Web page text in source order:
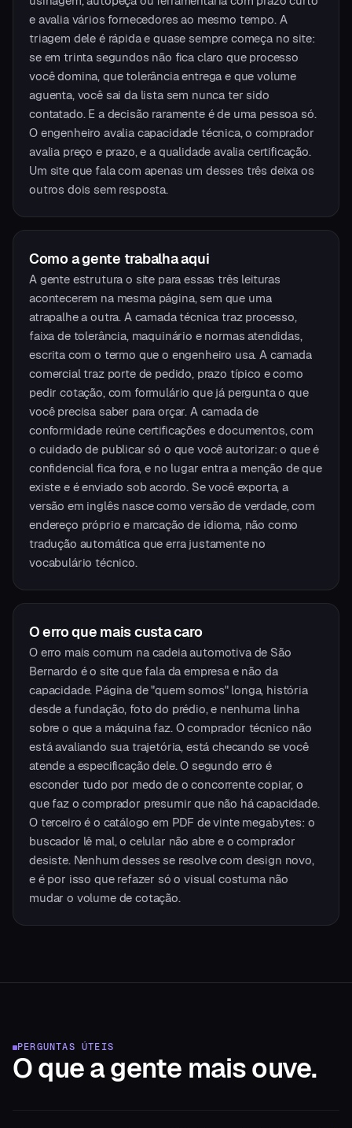
e avalia vários fornecedores ao mesmo tempo. A
triagem dele é rápida e quase sempre começa no site:
se em trinta segundos não fica claro que processo
você domina, que tolerância entrega e que volume
aguenta, você sai da lista sem nunca ter sido
contatado. E a decisão raramente é de uma pessoa só.
O engenheiro avalia capacidade técnica, o comprador
avalia preço e prazo, e a qualidade avalia certificação.
Um site que fala com apenas um desses três deixa os
outros dois sem resposta.
Como a gente trabalha aqui
A gente estrutura o site para essas três leituras
acontecerem na mesma página, sem que uma
atrapalhe a outra. A camada técnica traz processo,
faixa de tolerância, maquinário e normas atendidas,
escrita com o termo que o engenheiro usa. A camada
comercial traz porte de pedido, prazo típico e como
pedir cotação, com formulário que já pergunta o que
você precisa saber para orçar. A camada de
conformidade reúne certificações e documentos, com
o cuidado de publicar só o que você autorizar: o que é
confidencial fica fora, e no lugar entra a menção de que
existe e é enviado sob acordo. Se você exporta, a
versão em inglês nasce como versão de verdade, com
endereço próprio e marcação de idioma, não como
tradução automática que erra justamente no
vocabulário técnico.
O erro que mais custa caro
O erro mais comum na cadeia automotiva de São
Bernardo é o site que fala da empresa e não da
capacidade. Página de "quem somos" longa, história
desde a fundação, foto do prédio, e nenhuma linha
sobre o que a máquina faz. O comprador técnico não
está avaliando sua trajetória, está checando se você
atende a especificação dele. O segundo erro é
esconder tudo por medo de o concorrente copiar, o
que faz o comprador presumir que não há capacidade.
O terceiro é o catálogo em PDF de vinte megabytes: o
buscador lê mal, o celular não abre e o comprador
desiste. Nenhum desses se resolve com design novo,
e é por isso que refazer só o visual costuma não
mudar o volume de cotação.
PERGUNTAS ÚTEIS
O que a gente mais ouve.